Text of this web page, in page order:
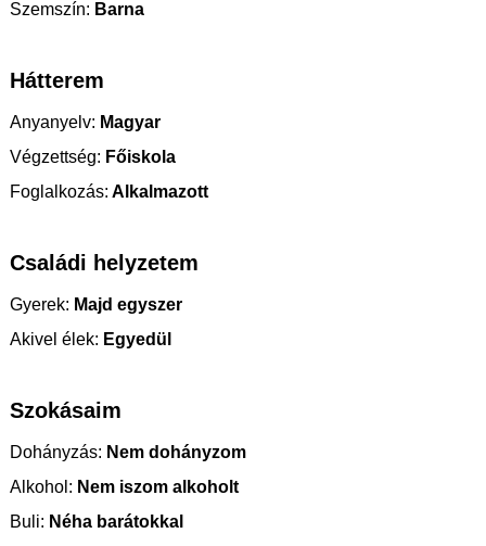
Szemszín: Barna
Hátterem
Anyanyelv: Magyar
Végzettség: Főiskola
Foglalkozás: Alkalmazott
Családi helyzetem
Gyerek: Majd egyszer
Akivel élek: Egyedül
Szokásaim
Dohányzás: Nem dohányzom
Alkohol: Nem iszom alkoholt
Buli: Néha barátokkal